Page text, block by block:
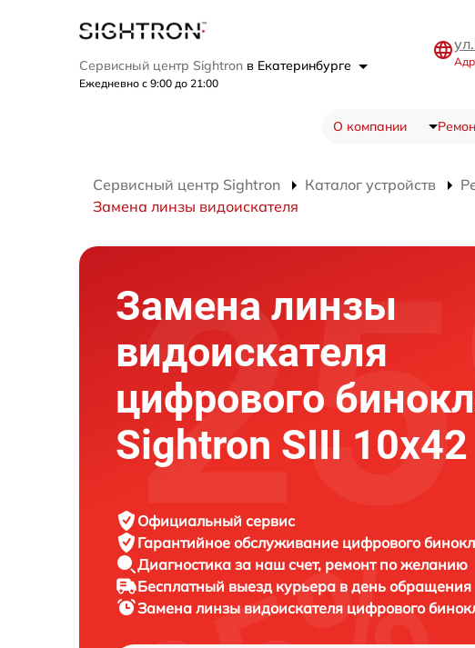
Сервисный центр Sightron в Екатеринбурге
Ежедневно с 9:00 до 21:00
О компании
Сервисный центр Sightron Каталог устройств
Замена линзы видоискателя
Замена линзы
видоискателя
цифрового
Sightron SIII 10x42
Официальный сервис
Гарантийное обслуживание цифрового
Диагностика за наш счет, ремонт по желанию
Бесплатный выезд курьера в день обращения
Замена линзы видоискателя цифрового